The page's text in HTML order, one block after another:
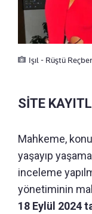
Işıl - Rüştü Reçber
SİTE
Mahkeme,
yaşayıp
inceleme
yönetiminin
18 Eylül 2024